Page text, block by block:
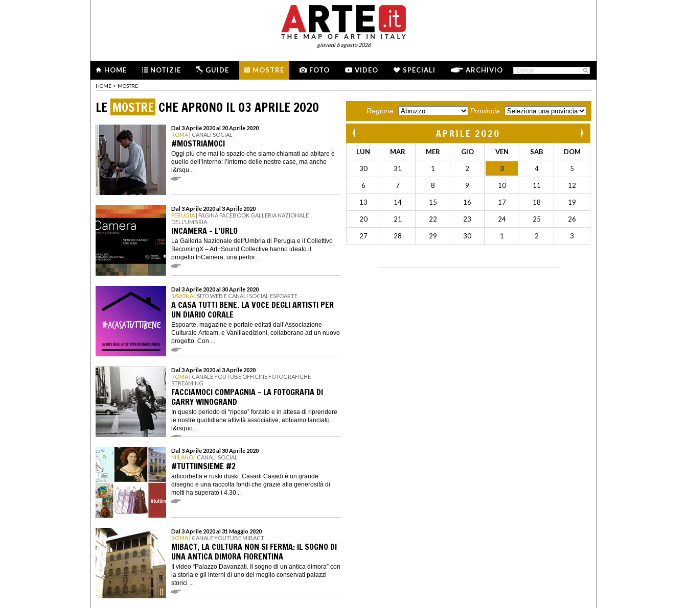
giovedì 6 agosto 2026
HOME NOTIZIE GUIDE MOSTRE FOTO VIDEO SPECIALI ARCHIVIO
HOME > MOSTRE
LE MOSTRE CHE APRONO IL 03 APRILE 2020
Dal 3 Aprile 2020 al 20 Aprile 2020
ROMA | CANALI SOCIAL
#MOSTRIAMOCI
Oggi più che mai lo spazio che siamo chiamati ad abitare è
quello dell’interno: l’interno delle nostre case, ma anche
l&rsqu...
Dal 3 Aprile 2020 al 3 Aprile 2020
PERUGIA | PAGINA FACEBOOK GALLERIA NAZIONALE
DELL'UMBRIA
INCAMERA - L’URLO
La Galleria Nazionale dell'Umbria di Perugia e il Collettivo
BecomingX – Art+Sound Collective hanno ideato il
progetto InCamera, una perfor...
Dal 3 Aprile 2020 al 30 Aprile 2020
SAVONA | SITO WEB E CANALI SOCIAL ESPOARTE
A CASA TUTTI BENE. LA VOCE DEGLI ARTISTI PER
UN DIARIO CORALE
Espoarte, magazine e portale editati dall’Associazione
Culturale Arteam, e Vanillaedizioni, collaborano ad un nuovo
progetto. Con ...
Dal 3 Aprile 2020 al 3 Aprile 2020
ROMA | CANALE YOUTUBE OFFICINE FOTOGRAFICHE
STREAMING
FACCIAMOCI COMPAGNIA - LA FOTOGRAFIA DI
GARRY WINOGRAND
In questo periodo di “riposo” forzato e in attesa di riprendere
le nostre quotidiane attività associative, abbiamo lanciato
l&rsquo...
Dal 3 Aprile 2020 al 30 Aprile 2020
MILANO | CANALI SOCIAL
#TUTTIINSIEME #2
adicorbetta e ruski duski: Casadi Casadi è un grande
disegno e una raccolta fondi che grazie alla generosità di
molti ha superato i 4.30...
Dal 3 Aprile 2020 al 31 Maggio 2020
ROMA | CANALE YOUTUBE MIBACT
MIBACT, LA CULTURA NON SI FERMA: IL SOGNO DI
UNA ANTICA DIMORA FIORENTINA
Il video “Palazzo Davanzati. Il sogno di un’antica dimora” con
la storia e gli interni di uno dei meglio conservati palazzi
storici ...
Regione Provincia
APRILE 2020
LUN MAR MER GIO VEN SAB DOM
30 31 1 2 3 4 5
6 7 8 9 10 11 12
13 14 15 16 17 18 19
20 21 22 23 24 25 26
27 28 29 30 1 2 3